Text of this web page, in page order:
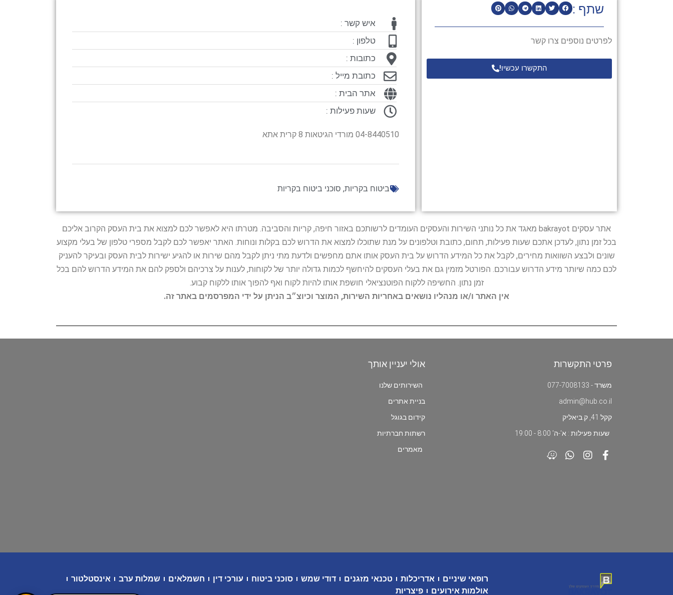
שתף :
לפרטים נוספים צרו קשר
התקשרו עכשיו!
איש קשר :
טלפון :
כתובות :
כתובת מייל :
אתר הבית :
שעות פעילות :
04-8440510 מורדי הגיטאות 8 קרית אתא
ביטוח בקריות, סוכני ביטוח בקריות
אתר עסקים bakrayot מאגד את כל נותני השירות והעסקים העומדים לרשותכם באזור חיפה, קריות והסביבה. מטרתו היא לאפשר לכם למצוא את בית העסק הקרוב אליכם
בכל זמן נתון, לעדכן אתכם שעות פעילות, תחום, כתובת וטלפונים על מנת שתוכלו למצוא את הדרוש לכם בקלות ונוחות. האתר יאפשר לכם לקבל מספרי טלפון של בעלי מקצוע
שונים ולבצע השוואות מחירים, לקבל את כל המידע הדרוש על בית העסק אותו אתם מחפשים ולדעת מתי ניתן לקבל מהם שירות או להגיע ישירות לבית העסק ובעיקר להעניק
לכם כמה שיותר מידע הדרוש עבורכם. הפורטל מזמין גם את בעלי העסקים להיחשף לכמות גדולה יותר של לקוחות, לענות על צרכיהם ולספק להם את המידע הדרוש להם בכל
זמן נתון. החשיפה ללקוח הפוטנציאלי חושפת אותו להיות לקוח ואף להפוך אותו ללקוח קבוע.
אין האתר ו/או מנהליו נושאים באחריות השירות, המוצר וכיוצ״ב הניתן על ידי המפרסמים באתר זה.
פרטי התקשרות
משרד - 077-7008133
admin@hub.co.il
קקל 41, ק.ביאליק
שעות פעילות : א'-ה' 8:00 - 19:00
אולי יעניין אותך
השירותים שלנו
בניית אתרים
קידום בגוגל
רשתות חברתיות
מאמרים
רופאי שיניים אדריכלות טכנאי מזגנים דודי שמש סוכני ביטוח עורכי דין חשמלאים שמלות ערב
אינסטלטור
אולמות אירועים
פיצריות